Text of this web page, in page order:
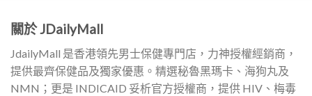
款
式。
可
在
關於 JDailyMall
JdailyMall 是香港領先男士保健專門店，力神授權經銷商，
提供最齊保健品及獨家優惠。精選秘魯黑瑪卡、海狗丸及
NMN；更是 INDICAID 妥析官方授權商，提供 HIV、梅毒